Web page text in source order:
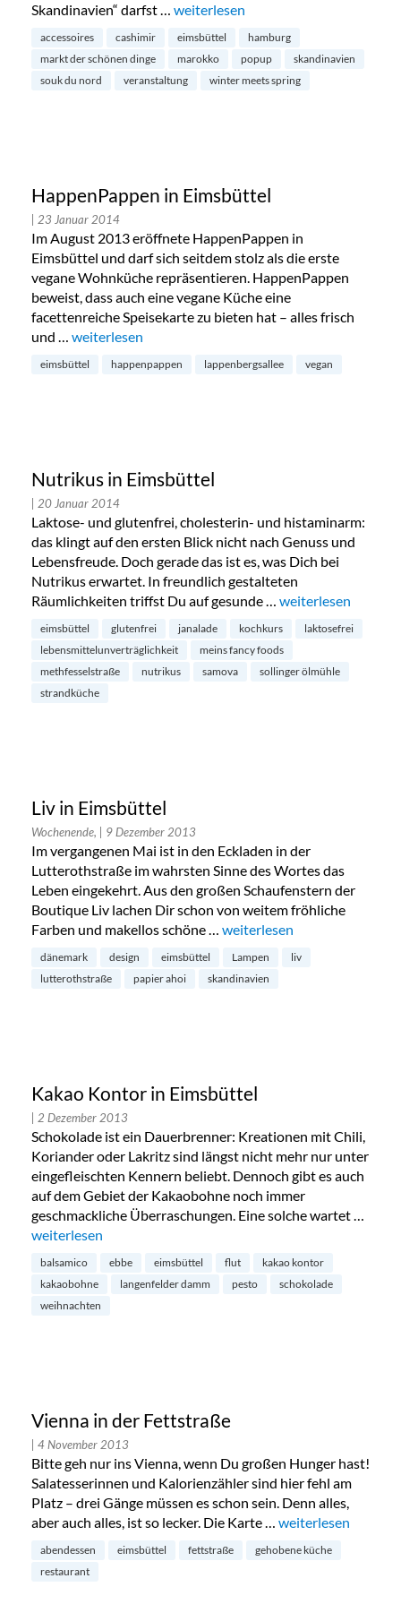
Skandinavien“ darfst … „Pop-up Store mit Souk du Nord in
weiterlesen
accessoires cashimir eimsbüttel
hamburg
markt der schönen dinge
marokko popup
skandinavien
souk du nord
veranstaltung winter meets spring
HappenPappen in Eimsbüttel
| 23 Januar 2014
Im August 2013 eröffnete HappenPappen in
Eimsbüttel und darf sich seitdem stolz als die erste
vegane Wohnküche repräsentieren. HappenPappen
beweist, dass auch eine vegane Küche eine
facettenreiche Speisekarte zu bieten hat – alles frisch
und … „HappenPappen in Eimsbüttel“
weiterlesen
eimsbüttel happenpappen lappenbergsallee vegan
Nutrikus in Eimsbüttel
| 20 Januar 2014
Laktose- und glutenfrei, cholesterin- und histaminarm:
das klingt auf den ersten Blick nicht nach Genuss und
Lebensfreude. Doch gerade das ist es, was Dich bei
Nutrikus erwartet. In freundlich gestalteten
Räumlichkeiten triffst Du auf gesunde … „Nutrikus in
weiterlesen
eimsbüttel glutenfrei janalade kochkurs
laktosefrei
lebensmittelunverträglichkeit
meins fancy foods
methfesselstraße
nutrikus samova
sollinger ölmühle
strandküche
Liv in Eimsbüttel
Wochenende, | 9 Dezember 2013
Im vergangenen Mai ist in den Eckladen in der
Lutterothstraße im wahrsten Sinne des Wortes das
Leben eingekehrt. Aus den großen Schaufenstern der
Boutique Liv lachen Dir schon von weitem fröhliche
Farben und makellos schöne … „Liv in Eimsbüttel“
weiterlesen
dänemark design eimsbüttel Lampen
liv
lutterothstraße
papier ahoi skandinavien
Kakao Kontor in Eimsbüttel
| 2 Dezember 2013
Schokolade ist ein Dauerbrenner: Kreationen mit Chili,
Koriander oder Lakritz sind längst nicht mehr nur unter
eingefleischten Kennern beliebt. Dennoch gibt es auch
auf dem Gebiet der Kakaobohne noch immer
geschmackliche Überraschungen. Eine solche wartet …
„Kakao Kontor in Eimsbüttel“
weiterlesen
balsamico ebbe eimsbüttel flut
kakao kontor
kakaobohne
langenfelder damm pesto
schokolade
weihnachten
Vienna in der Fettstraße
| 4 November 2013
Bitte geh nur ins Vienna, wenn Du großen Hunger hast!
Salatesserinnen und Kalorienzähler sind hier fehl am
Platz – drei Gänge müssen es schon sein. Denn alles,
aber auch alles, ist so lecker. Die Karte … „Vienna in der
weiterlesen
abendessen eimsbüttel fettstraße
gehobene küche
restaurant